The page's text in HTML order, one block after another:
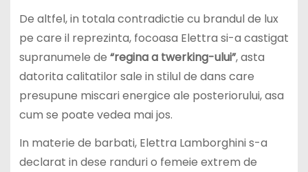
De altfel, in totala contradictie cu brandul de lux
pe care il reprezinta, focoasa Elettra si-a castigat
supranumele de “regina a twerking-ului”, asta
datorita calitatilor sale in stilul de dans care
presupune miscari energice ale posteriorului, asa
cum se poate vedea mai jos.
In materie de barbati, Elettra Lamborghini s-a
declarat in dese randuri o femeie extrem de